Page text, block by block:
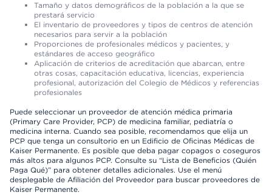
Tamaño y datos demográficos de la población a la que se
prestará servicio
El inventario de proveedores y tipos de centros de atención
necesarios para servir a la población
Proporciones de profesionales médicos y pacientes, y
estándares de acceso geográfico
Aplicación de criterios de acreditación que abarcan, entre
otras cosas, capacitación educativa, licencias, experiencia
profesional, autorización del Colegio de Médicos y referencias
profesionales
Puede seleccionar un proveedor de atención médica primaria
(Primary Care Provider, PCP) de medicina familiar, pediatría o
medicina interna. Cuando sea posible, recomendamos que elija un
PCP que tenga un consultorio en un Edificio de Oficinas Médicas de
Kaiser Permanente. Es posible que deba pagar copagos o coseguros
más altos para algunos PCP. Consulte su “Lista de Beneficios (Quién
Paga Qué)” para obtener detalles adicionales. Use el menú
desplegable de Afiliación del Proveedor para buscar proveedores de
Kaiser Permanente.